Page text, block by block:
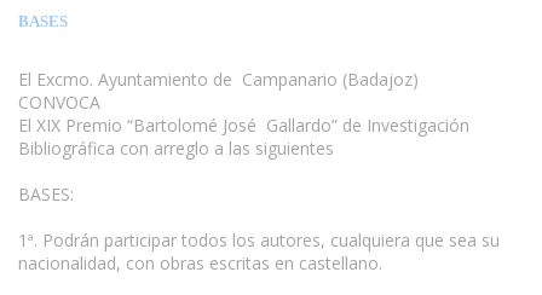
BASES
El Excmo. Ayuntamiento de Campanario (Badajoz)
CONVOCA
El XIX Premio “Bartolomé José Gallardo” de Investigación
Bibliográfica con arreglo a las siguientes
BASES:
1ª. Podrán participar todos los autores, cualquiera que sea su
nacionalidad, con obras escritas en castellano.